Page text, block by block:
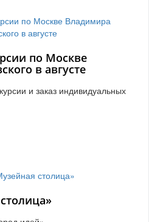
по Москве
в августе
и заказ индивидуальных